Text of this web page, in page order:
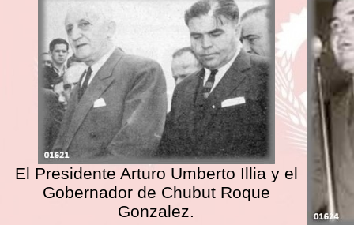
El Presidente Arturo Umberto Illia y el
Gobernador de Chubut Roque
Gonzalez.